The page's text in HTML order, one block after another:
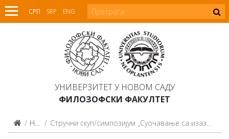
СРП SRP ENG
УНИВЕРЗИТЕТ У НОВОМ САДУ
ФИЛОЗОФСКИ ФАКУЛТЕТ
Најаве Стручни скуп/симпозијум „Суочавање са изазовима (не)дисциплине у школи"